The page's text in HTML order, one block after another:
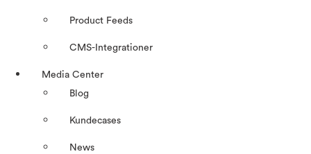
Product Feeds
CMS-Integrationer
Media Center
Blog
Kundecases
News